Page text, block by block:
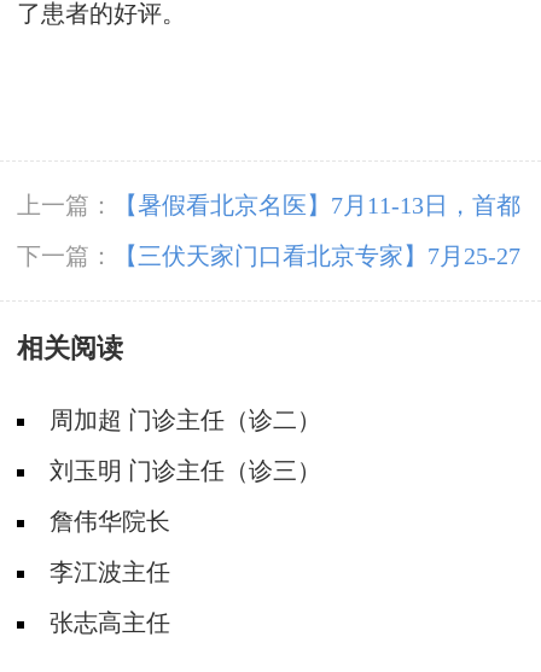
了患者的好评。
上一篇：
【暑假看北京名医】7月11-13日，首都
医科大学附属北京朝阳医院周立春博士领衔暑期
会诊‌
下一篇：
【三伏天家门口看北京专家】7月25-27
日，北京大学首钢医院高伟教授亲临成都会诊，
速约!‌
相关阅读
周加超 门诊主任（诊二）
刘玉明 门诊主任（诊三）
詹伟华院长
李江波主任
张志高主任